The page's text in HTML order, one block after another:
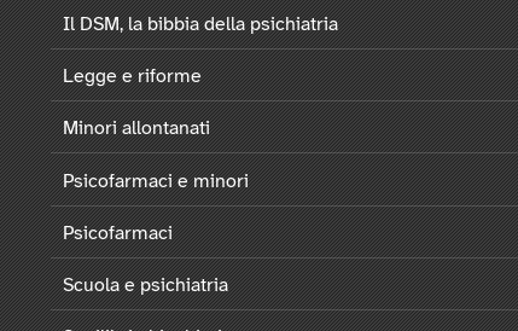
Il DSM, la bibbia della psichiatria
Legge e riforme
Minori allontanati
Psicofarmaci e minori
Psicofarmaci
Scuola e psichiatria